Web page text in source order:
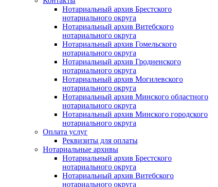
Нотариальный архив Брестского
нотариального округа
Нотариальный архив Витебского
нотариального округа
Нотариальный архив Гомельского
нотариального округа
Нотариальный архив Гродненского
нотариального округа
Нотариальный архив Могилевского
нотариального округа
Нотариальный архив Минского областного
нотариального округа
Нотариальный архив Минского городского
нотариального округа
Оплата услуг
Реквизиты для оплаты
Нотариальные архивы
Нотариальный архив Брестского
нотариального округа
Нотариальный архив Витебского
нотариального округа